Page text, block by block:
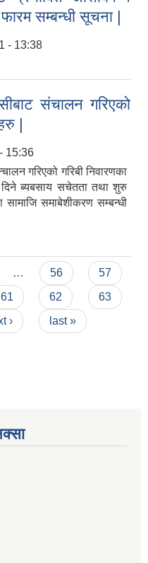
सम्बन्धी सूचना |
- 13:38
संचालन गरिएको
|
15:36
गरिएको गरिबी निवारणका
ब्यबसाय सचेतता तथा शुरु
समाबेशीकरण सम्बन्धी
… 56
57
61 62
63
› last »